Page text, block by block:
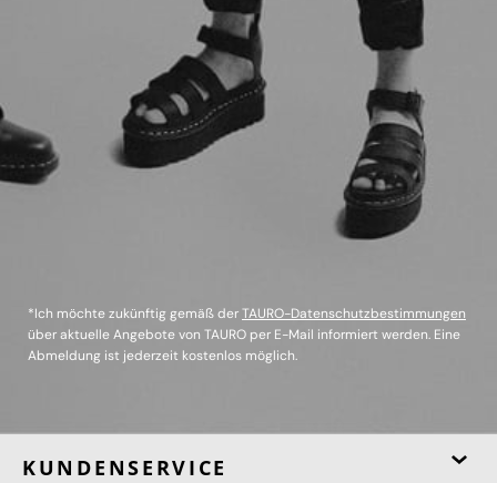
*Ich möchte zukünftig gemäß derTAURO-Datenschutzbestimmungen
über aktuelle Angebote von TAURO per E-Mail informiert werden. Eine
Abmeldung ist jederzeit kostenlos möglich.
KUNDENSERVICE